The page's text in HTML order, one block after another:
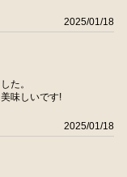
2025/01/18
た。
味しいです!
2025/01/18